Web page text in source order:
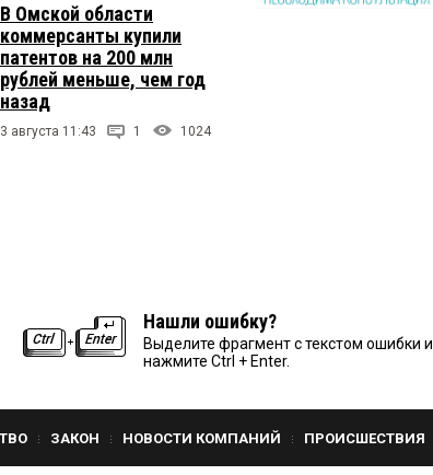
В Омской области
коммерсанты купили
патентов на 200 млн
рублей меньше, чем год
назад
3 августа 11:43 1 1024
Нашли ошибку?
Выделите фрагмент с текстом ошибки и
нажмите Ctrl + Enter.
ЗАКОН НОВОСТИ КОМПАНИЙ ПРОИСШЕСТВИЯ